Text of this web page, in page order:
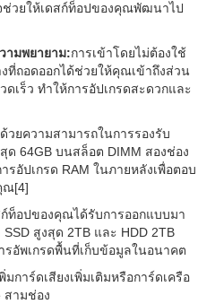
ช่วยให้เดสก์ท็อปของคุณพัฒนาไป
ามพยายาม:การเข้าโดยไม่ต้องใช้
ที่ถอดออกได้ช่วยให้คุณเข้าถึงส่วน
ดเร็ว ทำให้การอัปเกรดสะดวกและ
ด้วยความสามารถในการรองรับ
ด 64GB บนสล็อต DIMM สองช่อง
อัปเกรด RAM ในภายหลังเพื่อตอบ
ณ[4]
ก์ท็อปของคุณได้รับการออกแบบมา
สูงสุด 2TB และ HDD 2TB
อัพเกรดพื้นที่เก็บข้อมูลในอนาคต
มการ์ดเสียงเพิ่มเติมหรือการ์ดเครือ
สามช่อง